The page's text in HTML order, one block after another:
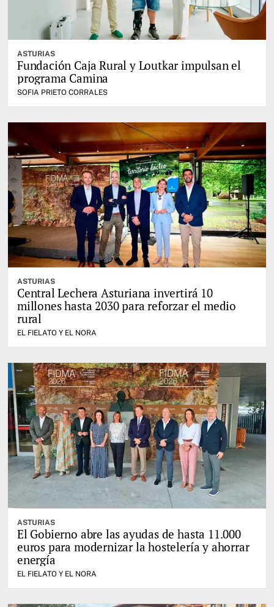
ASTURIAS
Fundación Caja Rural y Loutkar impulsan el
programa Camina
SOFIA PRIETO CORRALES
ASTURIAS
Central Lechera Asturiana invertirá 10
millones hasta 2030 para reforzar el medio
rural
EL FIELATO Y EL NORA
ASTURIAS
El Gobierno abre las ayudas de hasta 11.000
euros para modernizar la hostelería y ahorrar
energía
EL FIELATO Y EL NORA